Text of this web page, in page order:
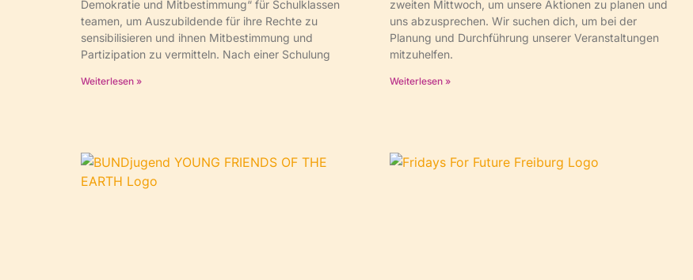
Demokratie und Mitbestimmung“ für Schulklassen
teamen, um Auszubildende für ihre Rechte zu
sensibilisieren und ihnen Mitbestimmung und
Partizipation zu vermitteln. Nach einer Schulung
Weiterlesen »
zweiten Mittwoch, um unsere Aktionen zu planen und
uns abzusprechen. Wir suchen dich, um bei der
Planung und Durchführung unserer Veranstaltungen
mitzuhelfen.
Weiterlesen »